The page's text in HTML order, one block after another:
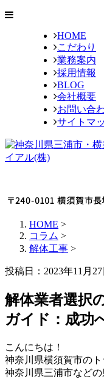
HOME
こだわり
業務案内
採用情報
BLOG
会社概要
お問い合
サイトマ
HOME >
コラム >
解体工事 >
投稿日：2023年11月27
解体業者選択
ガイド：成功
こんにちは！
神奈川県横須賀市のト
神奈川県三浦市など